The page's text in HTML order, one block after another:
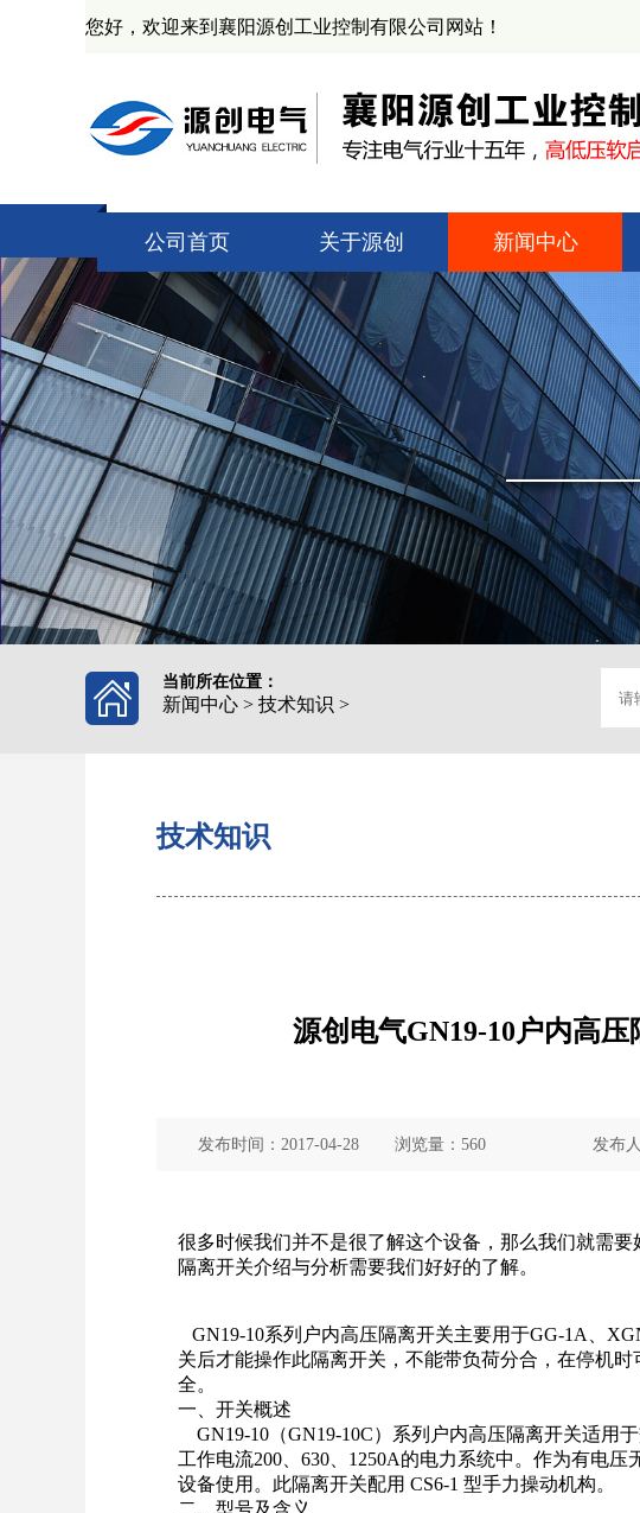
您好，欢迎来到襄阳源创工业控制有限公司网站！
公司首页 关于源创
公司简介
资质证书
产业基地
企业文化
新闻中心
技术知识
源创新闻
业界动态
当前所在位置：
新闻中心 > 技术知识 >
技术知识
源创电气GN19-10户内高
发布时间： 2017-04-28 浏览量：560 发布人
很多时候我们并不是很了解这个设备，那么我们就需要
隔离开关介绍与分析需要我们好好的了解。
GN19-10系列户内高压隔离开关主要用于GG-1A、
关后才能操作此隔离开关，不能带负荷分合，在停机
全。
一、开关概述
GN19-10（GN19-10C）系列户内高压隔离开关适用
工作电流200、630、1250A的电力系统中。作为有电
设备使用。此隔离开关配用 CS6-1 型手力操动机构。